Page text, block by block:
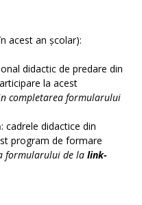
acest an școlar):
didactic de predare din
la acest
completarea formularului
cadrele didactice din
program de formare
formularului de la link-